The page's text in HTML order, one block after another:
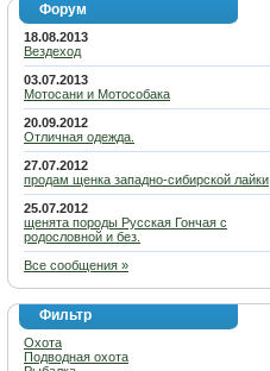
Форум
18.08.2013
Вездеход
03.07.2013
Мотосани и Мотособака
20.09.2012
Отличная одежда.
27.07.2012
продам щенка западно-сибирской лайки
25.07.2012
щенята породы Русская Гончая с
родословной и без.
Все сообщения »
Фильтр
Охота
Подводная охота